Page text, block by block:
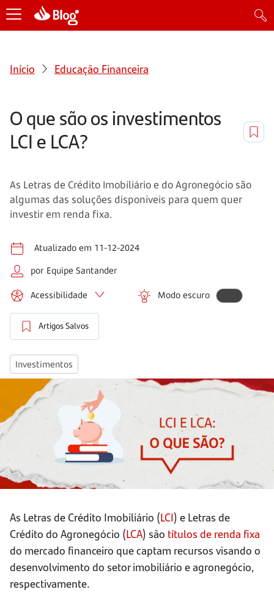
Início Educação Financeira
O que são os investimentos
LCI e LCA?
As Letras de Crédito Imobiliário e do Agronegócio são
algumas das soluções disponíveis para quem quer
investir em renda fixa.
Atualizado em 11-12-2024
por Equipe Santander
Acessibilidade Modo escuro
Artigos Salvos
Investimentos
As Letras de Crédito Imobiliário (LCI) e Letras de
Crédito do Agronegócio (LCA) são títulos de renda fixa
do mercado financeiro que captam recursos visando o
desenvolvimento do setor imobiliário e agronegócio,
respectivamente.